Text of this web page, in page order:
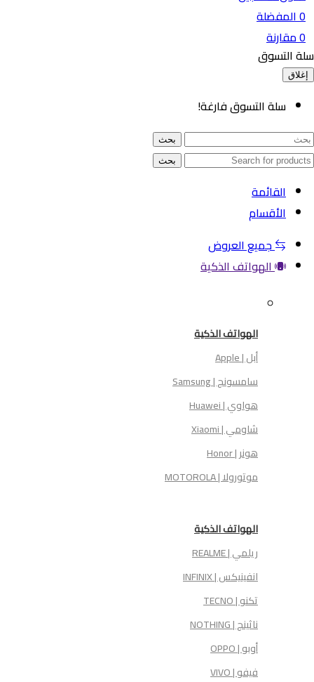
سلة التسوق فارغة!
القائمة
الأقسام
جميع العروض
الهواتف الذكية
الهواتف الذكية
سامسونج | Samsung
هواوي | Huawei
شاومي | Xiaomi
موتورولا | MOTOROLA
الهواتف الذكية
ريلمي | REALME
انفينيكس | INFINIX
ناثينج | NOTHING
فيفو | VIVO